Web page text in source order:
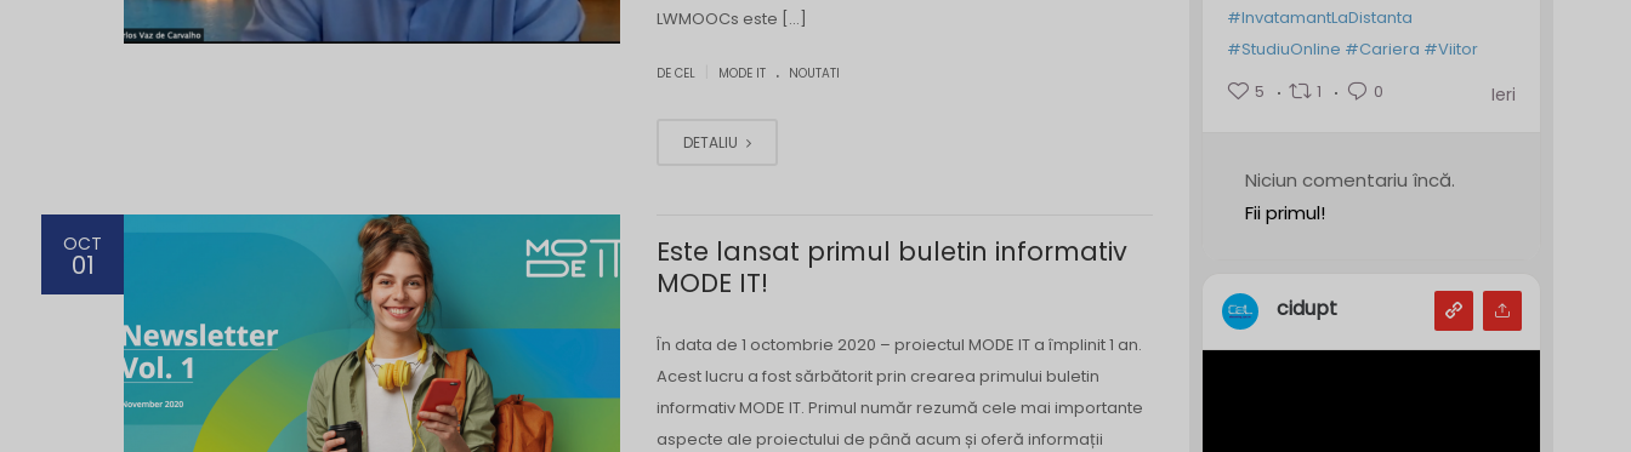
LWMOOCs este […]
DE CEL MODE IT . NOUTATI
DETALIU
OCT
01
Este lansat primul buletin informativ
MODE IT!
În data de 1 octombrie 2020 – proiectul MODE IT a împlinit 1 an.
Acest lucru a fost sărbătorit prin crearea primului buletin
informativ MODE IT. Primul număr rezumă cele mai importante
aspecte ale proiectului de până acum și oferă informații
#InvatamantLaDistanta
#StudiuOnline #Cariera #Viitor
5
1 0 Ieri
Niciun comentariu încă.
Fii primul!
cidupt